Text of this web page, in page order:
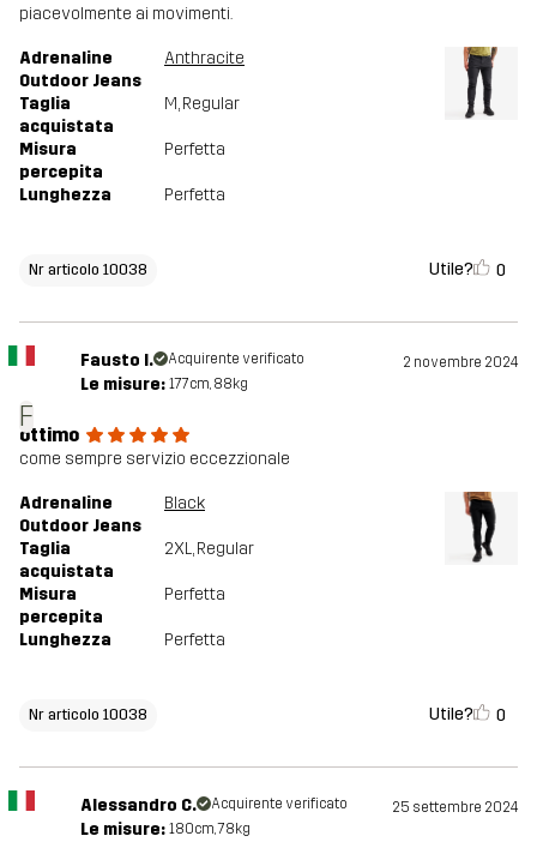
piacevolmente ai movimenti.
Adrenaline
Outdoor Jeans
Anthracite
Taglia
acquistata
M, Regular
Misura
percepita
Perfetta
Lunghezza Perfetta
Nr articolo 10038 Utile? 0
F
Fausto I. Acquirente verificato 2 novembre 2024
Le misure: 177cm, 88kg
ottimo
come sempre servizio eccezzionale
Adrenaline
Outdoor Jeans
Black
Taglia
acquistata
2XL, Regular
Misura
percepita
Perfetta
Lunghezza Perfetta
Nr articolo 10038 Utile? 0
Alessandro C. Acquirente verificato 25 settembre 2024
Le misure: 180cm, 78kg